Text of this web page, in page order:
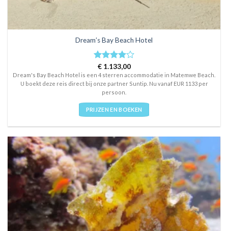
Dream’s Bay Beach Hotel
Rated4
out of 5
€1.133,00
Dream's Bay Beach Hotel is een 4 sterren accommodatie in Matemwe Beach.
U boekt deze reis direct bij onze partner Suntip. Nu vanaf EUR 1133 per
persoon.
PRIJZEN EN BOEKEN